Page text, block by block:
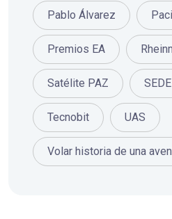
Pablo Álvarez
Premios EA
Satélite PAZ
Tecnobit UAS
Volar historia de una